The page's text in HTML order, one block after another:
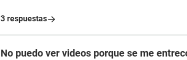
3 respuestas
No puedo ver videos porque se me